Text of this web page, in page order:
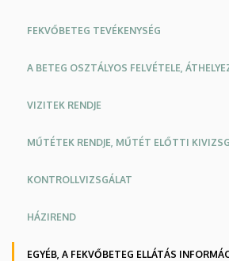
KÖZPONT
Oldalmenü
FEKVŐBETEG TEVÉKENYSÉG
A BETEG OSZTÁLYOS FELVÉTELE,
VIZITEK RENDJE
MŰTÉTEK RENDJE, MŰTÉT ELŐTTI
KONTROLLVIZSGÁLAT
HÁZIREND
EGYÉB, A FEKVŐBETEG ELLÁTÁS